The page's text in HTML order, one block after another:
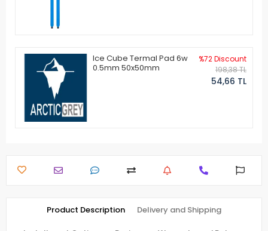
Ice Cube Termal Pad 6w
0.5mm 50x50mm
%72 Discount
198,38 TL
54,66 TL
Product Description Delivery and Shipping